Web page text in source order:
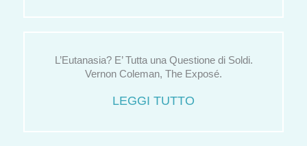
L’Eutanasia? E’ Tutta una Questione di Soldi.
Vernon Coleman, The Exposé.
LEGGI TUTTO